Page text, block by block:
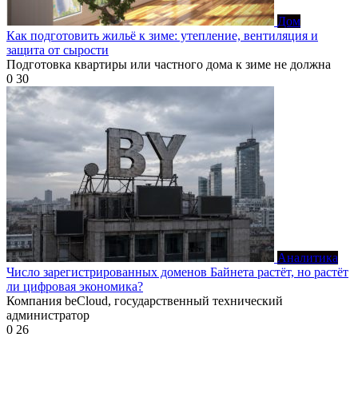
Дом
Как подготовить жильё к зиме: утепление, вентиляция и
защита от сырости
Подготовка квартиры или частного дома к зиме не должна
0 30
Аналитика
Число зарегистрированных доменов Байнета растёт, но растёт
ли цифровая экономика?
Компания beCloud, государственный технический
администратор
0 26